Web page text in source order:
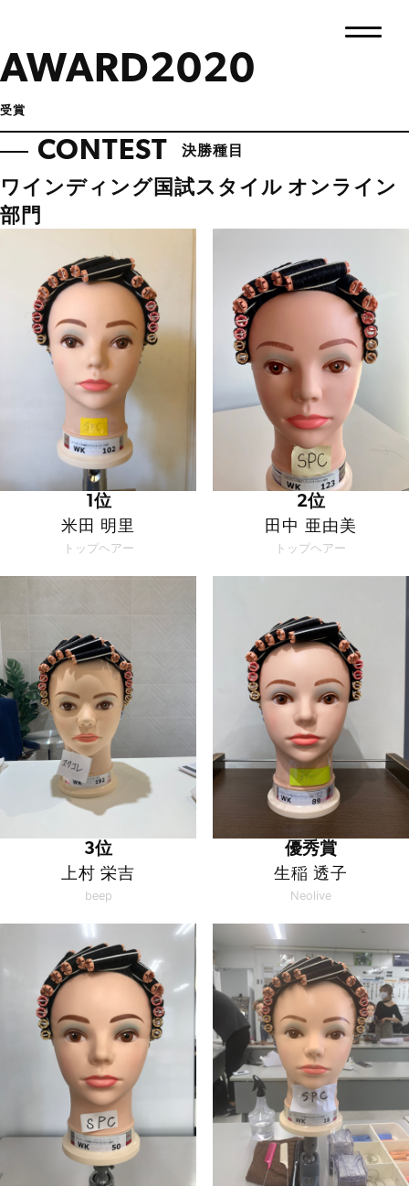
AWARD2020
受賞
CONTEST 決勝種目
ワインディング国試スタイル オンライン
部門
1位
米田 明里
トップヘアー
2位
田中 亜由美
トップヘアー
3位
上村 栄吉
beep
優秀賞
生稲 透子
Neolive